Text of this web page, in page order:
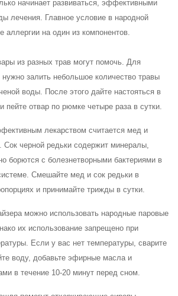
начинает развиваться, эффективными
лечения. Главное условие в народной
аллергии на один из компонентов.
из разных трав могут помочь. Для
нужно залить небольшое количество травы
воды. После этого дайте настояться в
пейте отвар по рюмке четыре раза в сутки.
лекарством считается мед и
Сок черной редьки содержит минералы,
борются с болезнетворными бактериями в
Смешайте мед и сок редьки в
и принимайте трижды в сутки.
можно использовать народные паровые
их использование запрещено при
Если у вас нет температуры, сварите
воду, добавьте эфирные масла и
в течение 10-20 минут перед сном.